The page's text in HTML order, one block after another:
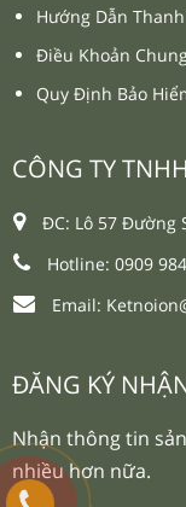
CÔNG TY
ĐC: Lô 57 Đường
Hotline: 0909
Email:
Hướng Dẫn
Điều Khoản
Quy Định Bảo
ĐĂNG KÝ
Nhận thông tin
nhiều hơn nữa.